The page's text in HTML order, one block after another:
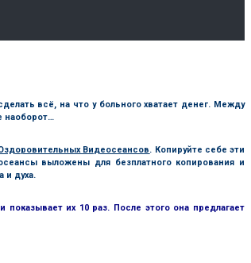
всё, на что у больного хватает денег. Между
наоборот…
Видеосеансов. Копируйте себе эти
выложены для безплатного копирования и
и духа.
их 10 раз. После этого она предлагает